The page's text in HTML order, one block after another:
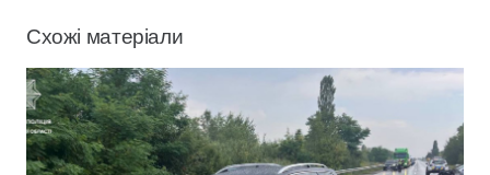
Схожі матеріали